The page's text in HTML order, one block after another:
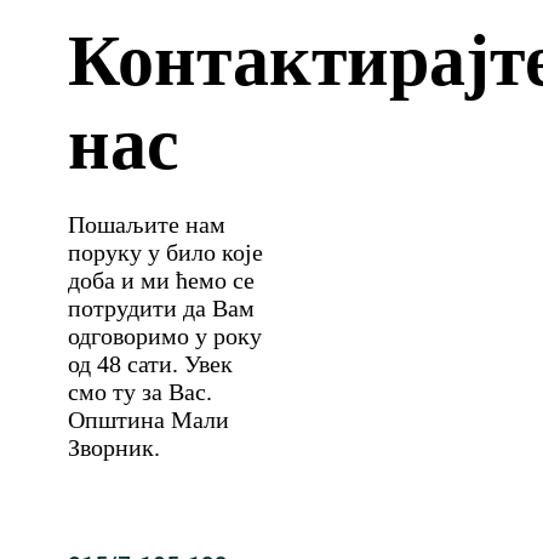
нас
Пошаљите нам
поруку у било које
доба и ми ћемо се
потрудити да Вам
одговоримо у року
од 48 сати. Увек
смо ту за Вас.
Општина Мали
Зворник.